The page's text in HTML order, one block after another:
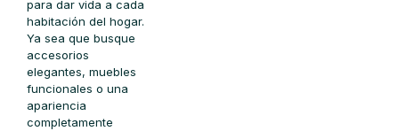
para dar vida a cada
habitación del hogar.
Ya sea que busque
accesorios
elegantes, muebles
funcionales o una
apariencia
completamente